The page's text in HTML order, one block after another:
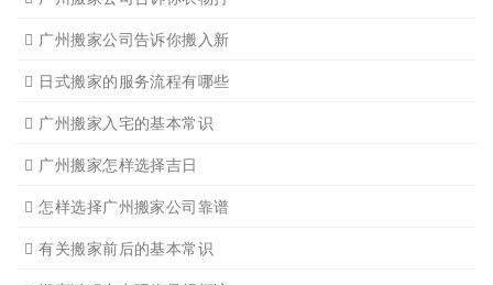
广州搬家入宅注意事项
关于广州搬家几点建议
广州搬家公司那家强哪家好
广州搬家公司告诉你衣物打
广州搬家公司告诉你搬入新
日式搬家的服务流程有哪些
广州搬家入宅的基本常识